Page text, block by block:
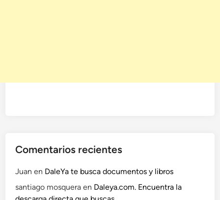
Comentarios recientes
Juan en DaleYa te busca documentos y libros
santiago mosquera en Daleya.com. Encuentra la